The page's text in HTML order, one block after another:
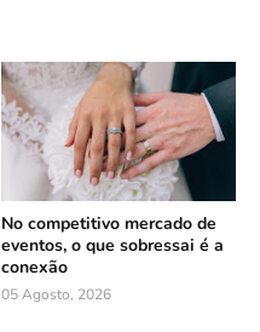
No competitivo mercado de
eventos, o que sobressai é a
conexão
05 Agosto, 2026